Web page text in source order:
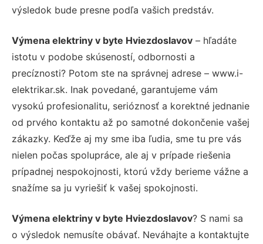
výsledok bude presne podľa vašich predstáv.
Výmena elektriny v byte Hviezdoslavov – hľadáte
istotu v podobe skúseností, odbornosti a
precíznosti? Potom ste na správnej adrese – www.i-
elektrikar.sk. Inak povedané, garantujeme vám
vysokú profesionalitu, serióznosť a korektné jednanie
od prvého kontaktu až po samotné dokončenie vašej
zákazky. Keďže aj my sme iba ľudia, sme tu pre vás
nielen počas spolupráce, ale aj v prípade riešenia
prípadnej nespokojnosti, ktorú vždy berieme vážne a
snažíme sa ju vyriešiť k vašej spokojnosti.
Výmena elektriny v byte Hviezdoslavov? S nami sa
o výsledok nemusíte obávať. Neváhajte a kontaktujte